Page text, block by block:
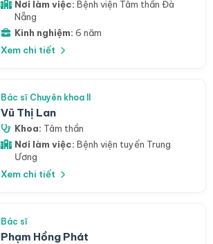
Nơi làm việc: Bệnh viện Tâm thần Đà
Nẵng
Kinh nghiệm: 6 năm
Xem chi tiết
Bác sĩ Chuyên khoa II
Vũ Thị Lan
Khoa: Tâm thần
Nơi làm việc: Bệnh viện tuyến Trung
Ương
Xem chi tiết
Bác sĩ
Phạm Hồng Phát